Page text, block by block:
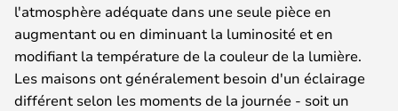
l'atmosphère adéquate dans une seule pièce en
augmentant ou en diminuant la luminosité et en
modifiant la température de la couleur de la lumière.
Les maisons ont généralement besoin d'un éclairage
différent selon les moments de la journée - soit un